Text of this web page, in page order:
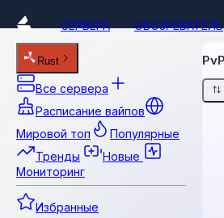
СЕРВЕРА ОБОЗРЕВАТЕЛЬ
Rust
Все сервера
Расписание вайпов
Мировой топ
Популярные
Тренды
Новые
Мониторинг
Избранные